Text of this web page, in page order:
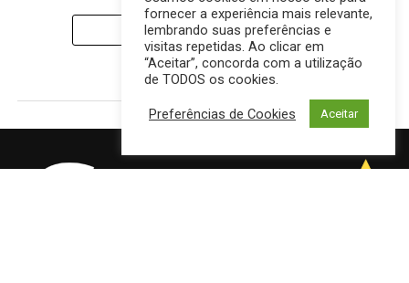
CLIQUE PARA COMENTAR
fornecer a experiência mais relevante,
lembrando suas preferências e
visitas repetidas. Ao clicar em
“Aceitar”, concorda com a utilização
de TODOS os cookies.
Preferências de Cookies Aceitar